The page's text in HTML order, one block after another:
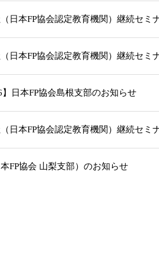
日本FP協会認定教育機関）継続セミ
日本FP協会認定教育機関）継続セミ
】日本FP協会島根支部のお知らせ
日本FP協会認定教育機関）継続セミ
FP協会 山梨支部）のお知らせ